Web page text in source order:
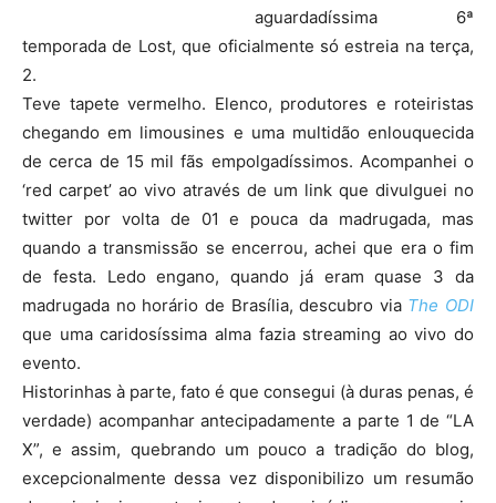
aguardadíssima 6ª
temporada de Lost, que oficialmente só estreia na terça,
2.
Teve tapete vermelho. Elenco, produtores e roteiristas
chegando em limousines e uma multidão enlouquecida
de cerca de 15 mil fãs empolgadíssimos. Acompanhei o
‘red carpet’ ao vivo através de um link que divulguei no
twitter por volta de 01 e pouca da madrugada, mas
quando a transmissão se encerrou, achei que era o fim
de festa. Ledo engano, quando já eram quase 3 da
madrugada no horário de Brasília, descubro via The ODI
que uma caridosíssima alma fazia streaming ao vivo do
evento.
Historinhas à parte, fato é que consegui (à duras penas, é
verdade) acompanhar antecipadamente a parte 1 de “LA
X”, e assim, quebrando um pouco a tradição do blog,
excepcionalmente dessa vez disponibilizo um resumão